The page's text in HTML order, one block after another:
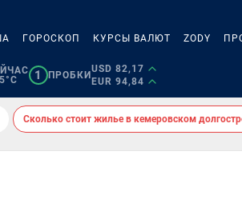
ГОРОСКОП КУРСЫ ВАЛЮТ ZODY
1 ПРОБКИ
USD 82,17
EUR 94,84
Сколько стоит жилье в кемеровском